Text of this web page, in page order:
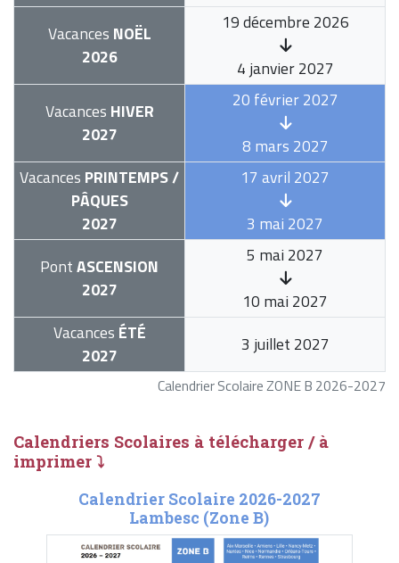
Calendrier Scolaire ZONE B 2026-2027
Vacances NOËL
2026
19 décembre 2026
4 janvier 2027
Vacances HIVER
2027
20 février 2027
8 mars 2027
Vacances PRINTEMPS /
PÂQUES
2027
17 avril 2027
3 mai 2027
PontASCENSION
2027
5 mai 2027
10 mai 2027
Vacances ÉTÉ
2027
3 juillet 2027
Calendriers Scolaires à télécharger / à
imprimer ⤵
Calendrier Scolaire 2026-2027
Lambesc (Zone B)